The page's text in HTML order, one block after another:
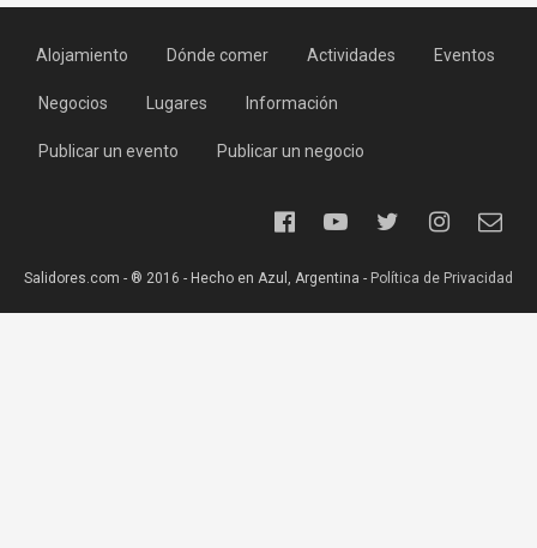
Alojamiento Dónde comer Actividades Eventos
Negocios Lugares Información
Publicar un evento Publicar un negocio
Salidores.com - ® 2016 - Hecho en Azul, Argentina - Política de Privacidad